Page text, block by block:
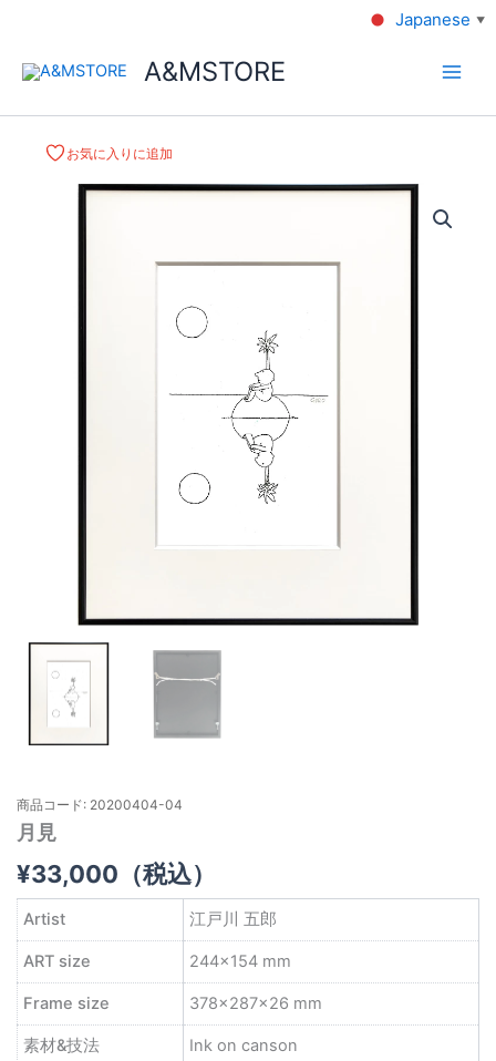
A&MSTORE
お気に入りに追加
商品コード: 20200404-04
月見
¥33,000 （税込）
Artist 江戸川 五郎
ART size 244×154 mm
Frame size 378×287×26 mm
素材&技法 Ink on canson
Japanese ▼